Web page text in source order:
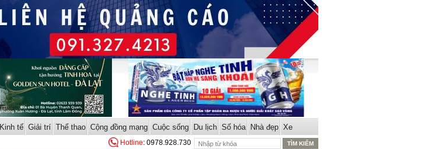
Kinh tế Giải trí Thể thao Cộng đồng mạng Cuộc sống Du lịch Số hóa Nhà đẹp Xe
Hotline: 0978.928.730